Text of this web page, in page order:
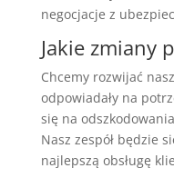
negocjacje z
Jakie zmiany
Chcemy rozwijać
odpowiadały na
się na
Nasz zespół będzie
najlepszą obsługę